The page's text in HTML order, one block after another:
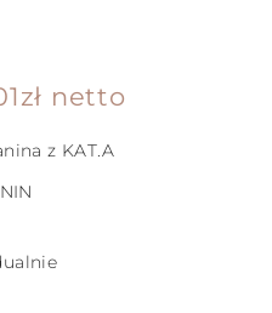
zł netto
z KAT.A